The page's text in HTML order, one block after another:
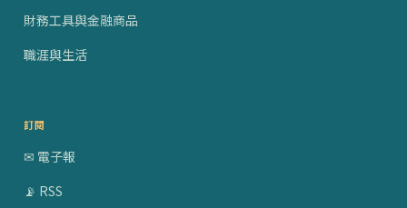
財務工具與金融商品
職涯與生活
訂閱
✉ 電子報
📡 RSS